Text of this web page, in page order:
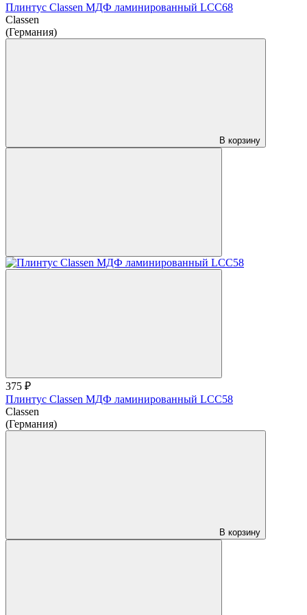
Плинтус Classen МДФ ламинированный LCC68
Classen
(Германия)
В корзину
375 ₽
Плинтус Classen МДФ ламинированный LCC58
Classen
(Германия)
В корзину